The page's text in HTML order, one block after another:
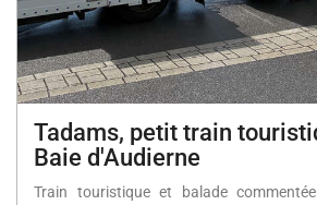
Tadams, petit train
Baie d'Audierne
Train touristique et balade